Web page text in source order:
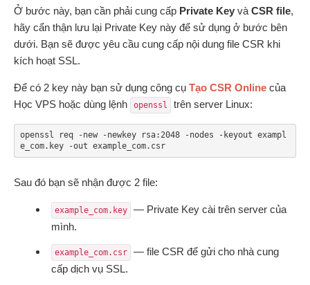
Ở bước này, bạn cần phải cung cấp Private Key và CSR file,
hãy cẩn thận lưu lại Private Key này để sử dụng ở bước bên
dưới. Bạn sẽ được yêu cầu cung cấp nội dung file CSR khi
kích hoạt SSL.
Để có 2 key này bạn sử dụng công cụ Tạo CSR Online của
Học VPS hoặc dùng lệnh
openssl trên server Linux:
openssl req -new -newkey rsa:2048 -nodes -keyout exampl
e_com.key -out example_com.csr
Sau đó bạn sẽ nhận được 2 file:
example_com.key
— Private Key cài trên server của
mình.
example_com.csr
— file CSR để gửi cho nhà cung
cấp dịch vụ SSL.